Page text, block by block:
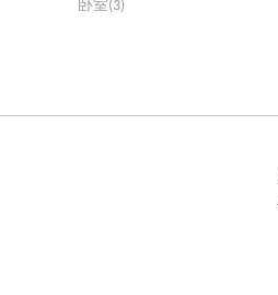
卧室(3)